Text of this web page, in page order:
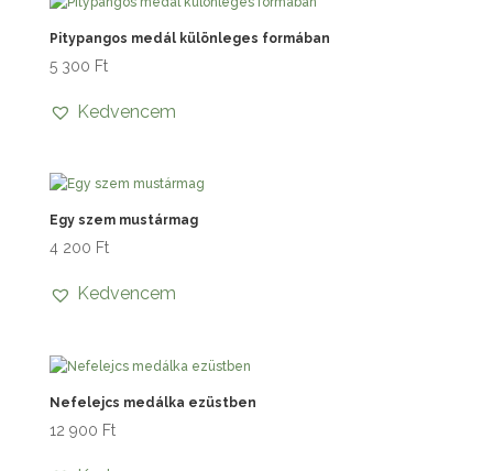
Pitypangos medál különleges formában
5 300 Ft
Kedvencem
Egy szem mustármag
4 200 Ft
Kedvencem
Nefelejcs medálka ezüstben
12 900 Ft